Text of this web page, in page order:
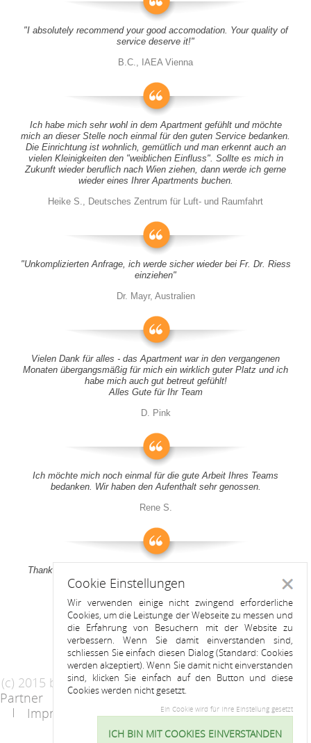
"I absolutely recommend your good accomodation. Your quality of
service deserve it!"
B.C., IAEA Vienna
Ich habe mich sehr wohl in dem Apartment gefühlt und möchte
mich an dieser Stelle noch einmal für den guten Service bedanken.
Die Einrichtung ist wohnlich, gemütlich und man erkennt auch an
vielen Kleinigkeiten den "weiblichen Einfluss". Sollte es mich in
Zukunft wieder beruflich nach Wien ziehen, dann werde ich gerne
wieder eines Ihrer Apartments buchen.
Heike S., Deutsches Zentrum für Luft- und Raumfahrt
"Unkomplizierten Anfrage, ich werde sicher wieder bei Fr. Dr. Riess
einziehen"
Dr. Mayr, Australien
Vielen Dank für alles - das Apartment war in den vergangenen
Monaten übergangsmäßig für mich ein wirklich guter Platz und ich
habe mich auch gut betreut gefühlt!
Alles Gute für Ihr Team
D. Pink
Ich möchte mich noch einmal für die gute Arbeit Ihres Teams
bedanken. Wir haben den Aufenthalt sehr genossen.
Rene S.
Thank you all for your support! It was a pleasure to stay at your
apartment
Anitah S.
(c) 2015 by Riess Apartments
Partner
AGB
Datenschutzerklärung
Impressum
Kontakt
Cookie
Cookie Einstellungen
Wir verwenden einige nicht zwingend erforderliche
Cookies, um die Leistunge der Webseite zu messen und
die Erfahrung von Besuchern mit der Website zu
verbessern. Wenn Sie damit einverstanden sind,
schliessen Sie einfach diesen Dialog (Standard: Cookies
werden akzeptiert). Wenn Sie damit nicht einverstanden
sind, klicken Sie einfach auf den Button und diese
Cookies werden nicht gesetzt.
Ein Cookie wird für Ihre Einstellung gesetzt
ICH BIN MIT COOKIES EINVERSTANDEN